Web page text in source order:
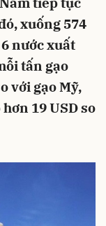
xuống 574
nước xuất
tấn gạo
với gạo Mỹ,
19 USD so